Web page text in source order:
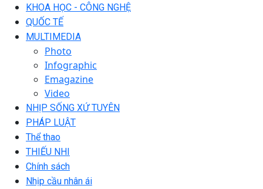
KHOA HỌC - CÔNG NGHỆ
QUỐC TẾ
MULTIMEDIA
Photo
Infographic
Emagazine
Video
NHỊP SỐNG XỨ TUYÊN
PHÁP LUẬT
Thể thao
THIẾU NHI
Chính sách
Nhịp cầu nhân ái